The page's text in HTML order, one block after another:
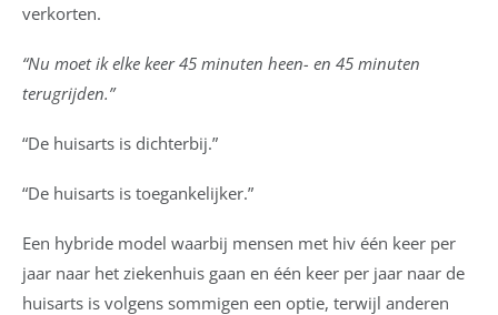
verkorten.
“Nu moet ik elke keer 45 minuten heen- en 45 minuten
terugrijden.”
“De huisarts is dichterbij.”
“De huisarts is toegankelijker.”
Een hybride model waarbij mensen met hiv één keer per
jaar naar het ziekenhuis gaan en één keer per jaar naar de
huisarts is volgens sommigen een optie, terwijl anderen